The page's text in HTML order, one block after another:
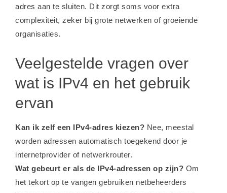
adres aan te sluiten. Dit zorgt soms voor extra
complexiteit, zeker bij grote netwerken of groeiende
organisaties.
Veelgestelde vragen over
wat is IPv4 en het gebruik
ervan
Kan ik zelf een IPv4-adres kiezen? Nee, meestal
worden adressen automatisch toegekend door je
internetprovider of netwerkrouter.
Wat gebeurt er als de IPv4-adressen op zijn? Om
het tekort op te vangen gebruiken netbeheerders